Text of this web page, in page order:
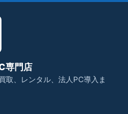
専門店
取、レンタル、法人PC導入ま